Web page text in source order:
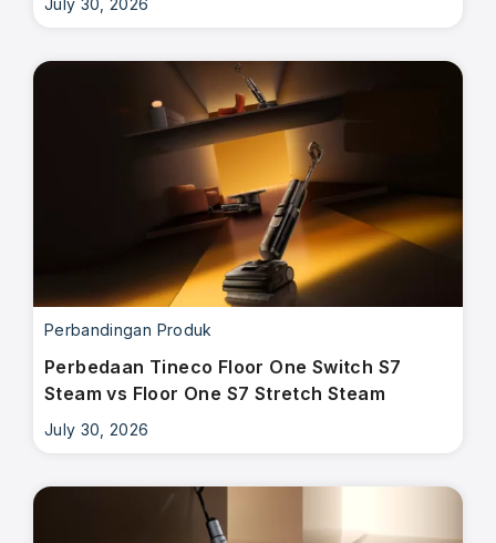
Perbandingan Produk
Perbedaan Tineco Floor One Switch S7
Steam vs Floor One S7 Stretch Steam
July 30, 2026